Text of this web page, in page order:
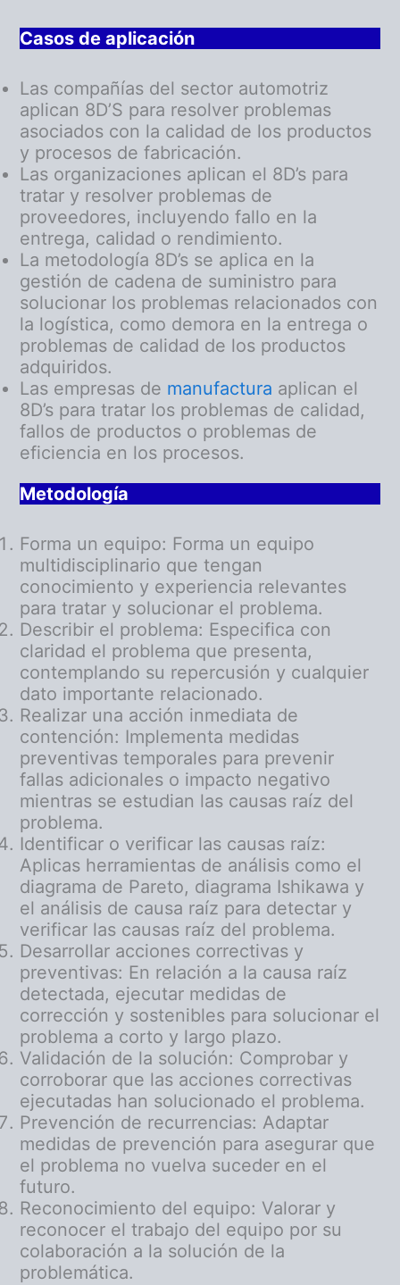
Casos de aplicación
Las compañías del sector automotriz
aplican 8D’S para resolver problemas
asociados con la calidad de los productos
y procesos de fabricación.
Las organizaciones aplican el 8D’s para
tratar y resolver problemas de
proveedores, incluyendo fallo en la
entrega, calidad o rendimiento.
La metodología 8D’s se aplica en la
gestión de cadena de suministro para
solucionar los problemas relacionados con
la logística, como demora en la entrega o
problemas de calidad de los productos
adquiridos.
Las empresas de manufactura aplican el
8D’s para tratar los problemas de calidad,
fallos de productos o problemas de
eficiencia en los procesos.
Metodología
Forma un equipo: Forma un equipo
multidisciplinario que tengan
conocimiento y experiencia relevantes
para tratar y solucionar el problema.
Describir el problema: Especifica con
claridad el problema que presenta,
contemplando su repercusión y cualquier
dato importante relacionado.
Realizar una acción inmediata de
contención: Implementa medidas
preventivas temporales para prevenir
fallas adicionales o impacto negativo
mientras se estudian las causas raíz del
problema.
Identificar o verificar las causas raíz:
Aplicas herramientas de análisis como el
diagrama de Pareto, diagrama Ishikawa y
el análisis de causa raíz para detectar y
verificar las causas raíz del problema.
Desarrollar acciones correctivas y
preventivas: En relación a la causa raíz
detectada, ejecutar medidas de
corrección y sostenibles para solucionar el
problema a corto y largo plazo.
Validación de la solución: Comprobar y
corroborar que las acciones correctivas
ejecutadas han solucionado el problema.
Prevención de recurrencias: Adaptar
medidas de prevención para asegurar que
el problema no vuelva suceder en el
futuro.
Reconocimiento del equipo: Valorar y
reconocer el trabajo del equipo por su
colaboración a la solución de la
problemática.